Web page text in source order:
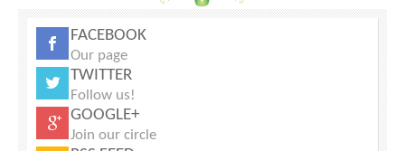
FACEBOOK
Our page
TWITTER
Follow us!
GOOGLE+
Join our circle